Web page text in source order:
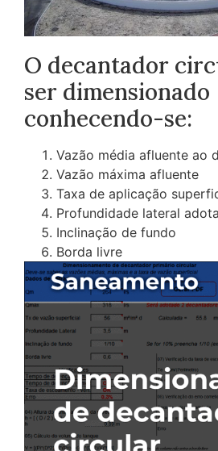
O decantador
ser dimensionado
conhecendo-se:
Vazão média afluente ao
Vazão máxima afluente
Taxa de aplicação
Profundidade lateral
Inclinação de fundo
Borda livre